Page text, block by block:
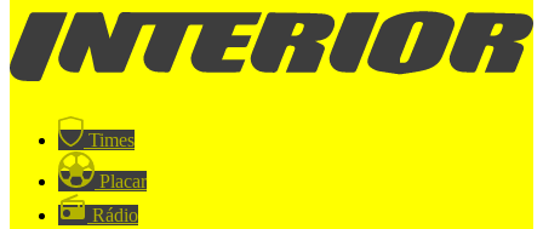
Times
Placar
Rádio